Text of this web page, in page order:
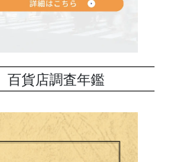
百貨店調査年鑑